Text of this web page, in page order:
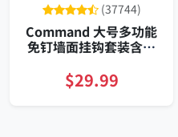
(37744)
Command 大号多功能
免钉墙面挂钩套装含替
可承重五磅
$29.99